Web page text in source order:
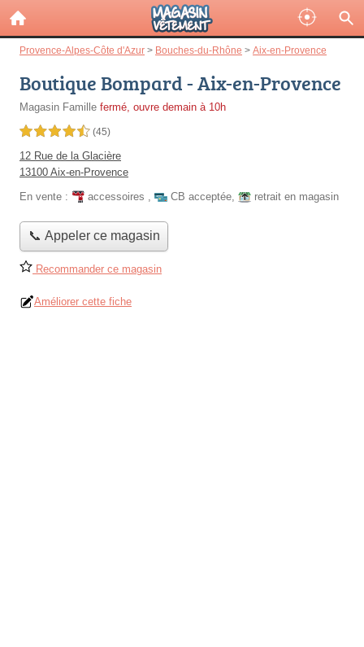
Provence-Alpes-Côte d'Azur > Bouches-du-Rhône > Aix-en-Provence
Boutique Bompard - Aix-en-Provence
Magasin Famille fermé, ouvre demain à 10h
4,5 étoiles sur 5 (45)
12 Rue de la Glacière
13100 Aix-en-Provence
En vente :
accessoires , CB acceptée, retrait en magasin
📞 Appeler ce magasin
Recommander ce magasin
Améliorer cette fiche